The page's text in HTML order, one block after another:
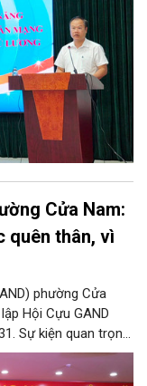
Cửa Nam:
quên thân, vì
phường Cửa
Hội Cựu GAND
Sự kiện quan trọng
chặng đường mới
kinh nghiệm, trí tuệ